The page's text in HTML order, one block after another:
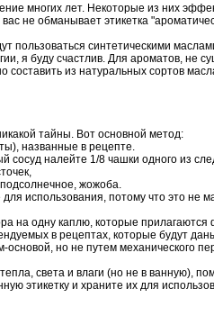
многих лет. Некоторые из них
не обманывает этикетка
пользоваться синтетическими
я буду счастлив. Для ароматов, не
из натуральных сортов
тайны. Вот основной метод:
названные в рецепте.
сосуд налейте 1/8 чашки одного из
жожоба.
использования, потому что это не
на одну каплю, которые прилагаются
в рецептах, которые будут
но не путем механического
света и влаги (но не в ванную),
этикетку и храните их для